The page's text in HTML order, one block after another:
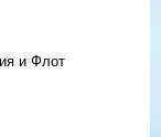
и Флот